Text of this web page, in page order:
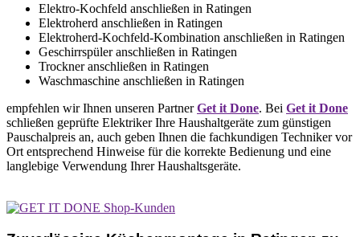
Elektro-Kochfeld anschließen in Ratingen
Elektroherd anschließen in Ratingen
Elektroherd-Kochfeld-Kombination anschließen in Ratingen
Geschirrspüler anschließen in Ratingen
Trockner anschließen in Ratingen
Waschmaschine anschließen in Ratingen
empfehlen wir Ihnen unseren PartnerGet it Done. Bei Get it Done
schließen geprüfte Elektriker Ihre Haushaltgeräte zum günstigen
Pauschalpreis an, auch geben Ihnen die fachkundigen Techniker vor
Ort entsprechend Hinweise für die korrekte Bedienung und eine
langlebige Verwendung Ihrer Haushaltsgeräte.